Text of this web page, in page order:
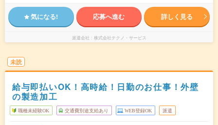
気になる! 応募へ進む 詳しく見る
派遣会社 株式会社テクノ・サービス
未読
給与即払いOK！高時給！日勤のお仕事！外壁
の製造加工
職種未経験OK 交通費別途支給あり WEB登録OK 派遣